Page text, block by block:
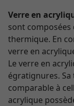
Verre en
sont
thermique. En
verre en
Le verre en
égratignures.
comparable à
acrylique